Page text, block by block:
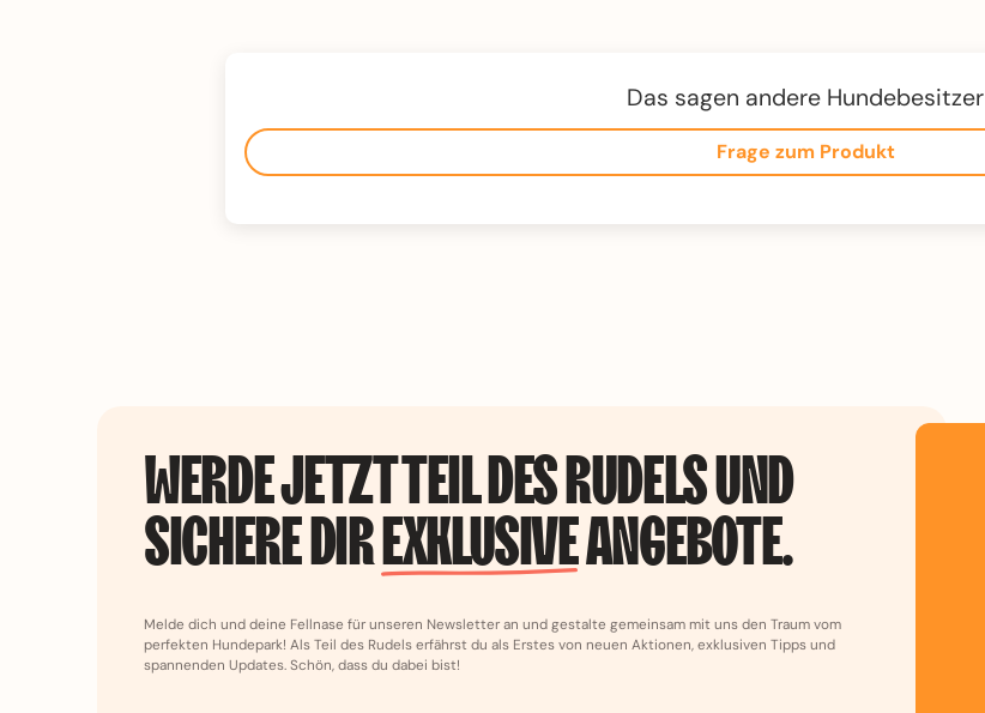
Das sagen andere Hundebesitzer
Frage zum Produkt
WERDE JETZT TEIL DES RUDELS UND
SICHERE DIREXKLUSIVEANGEBOTE.
Melde dich und deine Fellnase für unseren Newsletter an und gestalte gemeinsam mit uns den Traum vom
perfekten Hundepark! Als Teil des Rudels erfährst du als Erstes von neuen Aktionen, exklusiven Tipps und
spannenden Updates. Schön, dass du dabei bist!